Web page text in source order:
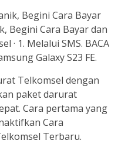
Begini Cara Bayar
Begini Cara Bayar dan
· 1. Melalui SMS. BACA
Galaxy S23 FE.
Telkomsel dengan
paket darurat
Cara pertama yang
Cara
Terbaru.